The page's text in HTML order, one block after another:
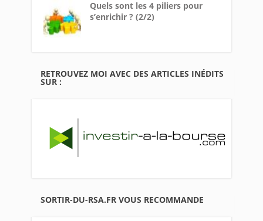
Quels sont les 4 piliers pour
s’enrichir ? (2/2)
RETROUVEZ MOI AVEC DES ARTICLES INÉDITS
SUR :
SORTIR-DU-RSA.FR VOUS RECOMMANDE